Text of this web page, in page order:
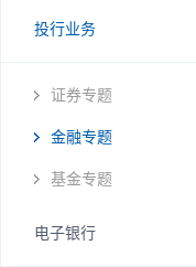
投行业务
证券专题
金融专题
基金专题
电子银行